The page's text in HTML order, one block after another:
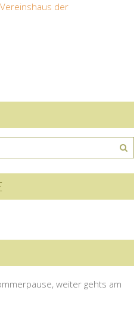
Vereinshaus der
weiter gehts am